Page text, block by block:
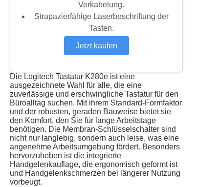
Verkabelung.
Strapazierfähige Laserbeschriftung der
Tasten.
Jetzt kaufen
Die Logitech Tastatur K280e ist eine
ausgezeichnete Wahl für alle, die eine
zuverlässige und erschwingliche Tastatur für den
Büroalltag suchen. Mit ihrem Standard-Formfaktor
und der robusten, geraden Bauweise bietet sie
den Komfort, den Sie für lange Arbeitstage
benötigen. Die Membran-Schlüsselschalter sind
nicht nur langlebig, sondern auch leise, was eine
angenehme Arbeitsumgebung fördert. Besonders
hervorzuheben ist die integrierte
Handgelenkauflage, die ergonomisch geformt ist
und Handgelenkschmerzen bei längerer Nutzung
vorbeugt.